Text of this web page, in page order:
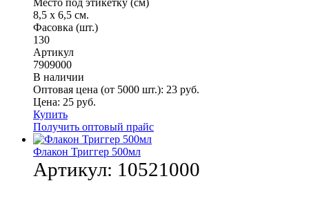
Место под этикетку (см)
8,5 х 6,5 см.
Фасовка (шт.)
130
Артикул
7909000
В наличии
Оптовая цена (от 5000 шт.): 23 руб.
Цена: 25 руб.
Купить
Получить оптовый прайс
Флакон Триггер 500мл
Артикул: 10521000